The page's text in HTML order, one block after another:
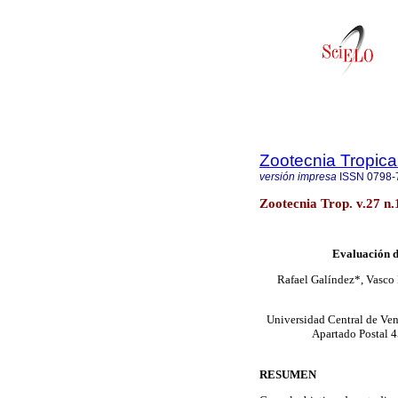
Zootecnia
versión impresa ISSN 0798-
Zootecnia Trop. v.27
Evaluación
Rafael Galíndez*,
Universidad Central de
Apartado Postal
RESUMEN